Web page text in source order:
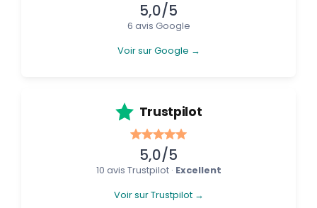
5,0/5
6 avis Google
Voir sur Google →
Trustpilot
5,0/5
10 avis Trustpilot · Excellent
Voir sur Trustpilot →